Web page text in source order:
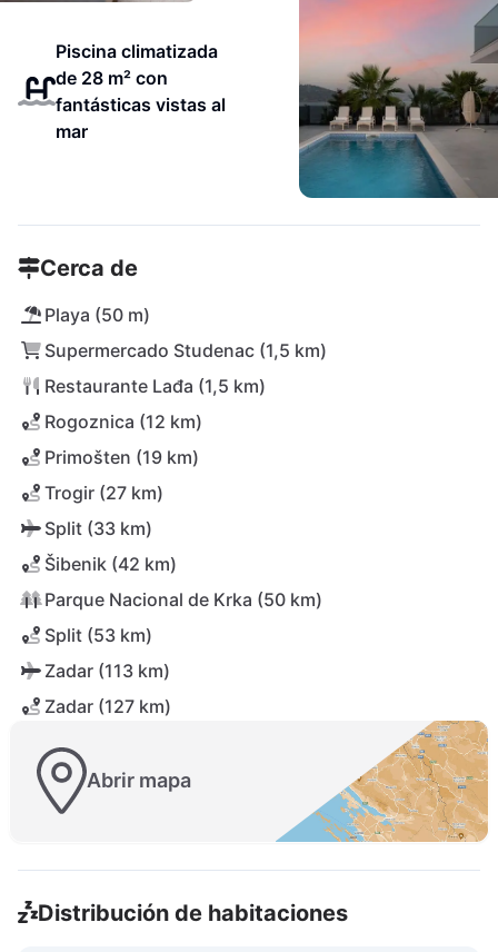
Piscina climatizada
de 28 m² con
fantásticas vistas al
mar
Cerca de
Playa (50 m)
Supermercado Studenac (1,5 km)
Restaurante Lađa (1,5 km)
Rogoznica (12 km)
Primošten (19 km)
Trogir (27 km)
Split (33 km)
Šibenik (42 km)
Parque Nacional de Krka (50 km)
Split (53 km)
Zadar (113 km)
Zadar (127 km)
Abrir mapa
Distribución de habitaciones